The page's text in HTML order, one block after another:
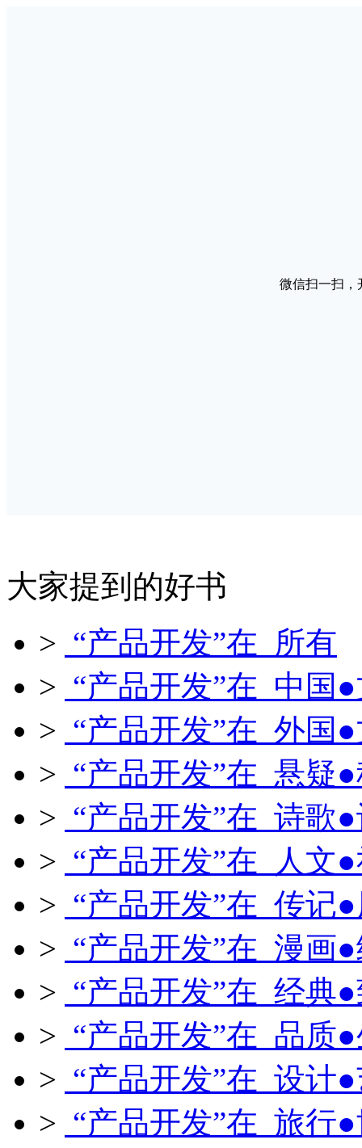
微信扫一扫，
大家提到的好书
> “产品开发”在 所有
> “产品开发”在 中国
> “产品开发”在 外国
> “产品开发”在 悬疑
> “产品开发”在 诗歌
> “产品开发”在 人文
> “产品开发”在 传记
> “产品开发”在 漫画
> “产品开发”在 经典
> “产品开发”在 品质
> “产品开发”在 设计
> “产品开发”在 旅行